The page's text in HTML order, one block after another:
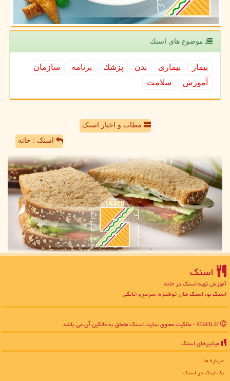
موضوع های اسنك
بیمار بیماری بدن پزشك برنامه
سازمان
آموزش
سلامت
مطاب و اخبار اسنک
اسنک : خانه
اسنك
آموزش تهیه اسنک در خانه
اسنک یو، اسنک های خوشمزه، سریع و خانگی
میانبرهای اسنك
درباره ما
بک لینک در اسنك